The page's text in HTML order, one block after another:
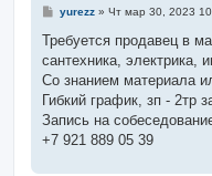
С
о
щ
е
и
е
yurezz» Чт мар 30, 2023
Требуется продавец в
сантехника, электрика,
Со знанием материала
Гибкий график, зп - 2тр
Запись на
+7 921 889 05 39